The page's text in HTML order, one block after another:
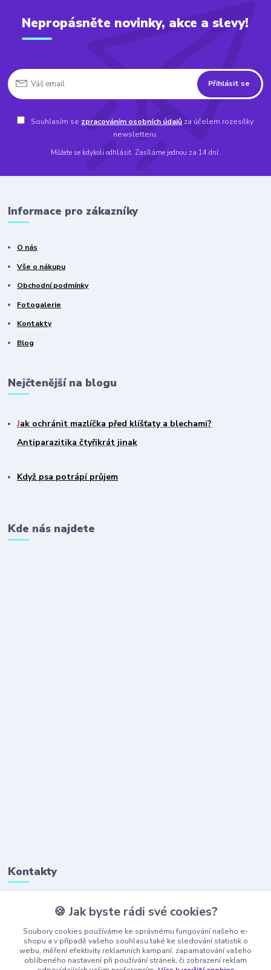
Nepropásněte novinky, akce a slevy!
Přihlásit se
Souhlasím se zpracováním osobních údajů za účelem rozesílky
newsletteru.
Můžete se kdykoli odhlásit. Zasíláme jednou za 14 dní.
Informace pro zákazníky
O nás
Vše o nákupu
Obchodní podmínky
Fotogalerie
Kontakty
Blog
Nejčtenější na blogu
Jak ochránit mazlíčka před klíšťaty a blechami?
Antiparazitika čtyřikrát jinak
Když psa potrápí průjem
Kde nás najdete
Kontakty
+420 777 323 641
(Po-Pá, 8-16 hod.)
obchod@ajaxshop.cz
🍪 Jak byste rádi své cookies?
Soubory cookies používáme ke správnému fungování našeho e-
shopu a v případě vašeho souhlasu také ke sledování statistik o
webu, měření efektivity reklamních kampaní, zapamatování vašeho
oblíbeného nastavení při používání stránek, či zobrazení reklam